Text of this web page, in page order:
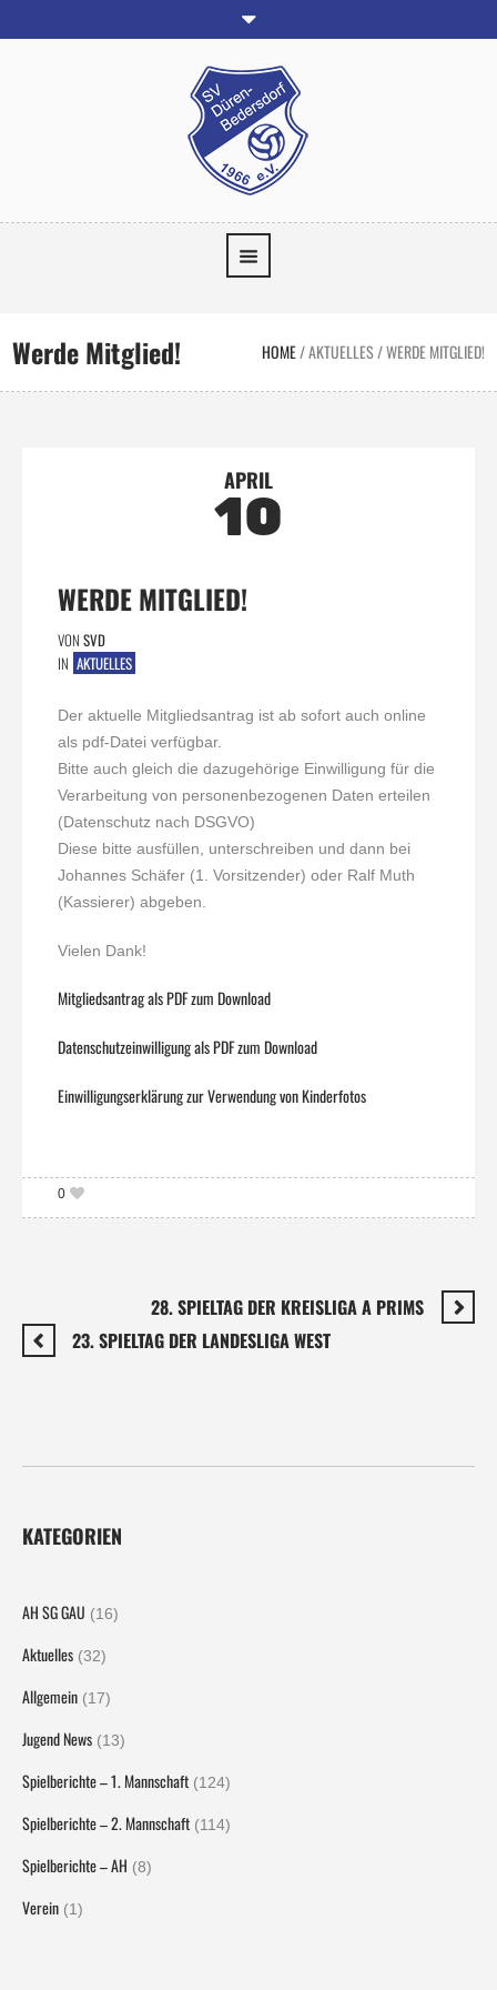
Werde Mitglied! HOME/AKTUELLES/WERDE MITGLIED!
APRIL
10
WERDE MITGLIED!
VON SVD
IN AKTUELLES
Der aktuelle Mitgliedsantrag ist ab sofort auch online
als pdf-Datei verfügbar.
Bitte auch gleich die dazugehörige Einwilligung für die
Verarbeitung von personenbezogenen Daten erteilen
(Datenschutz nach DSGVO)
Diese bitte ausfüllen, unterschreiben und dann bei
Johannes Schäfer (1. Vorsitzender) oder Ralf Muth
(Kassierer) abgeben.
Vielen Dank!
Mitgliedsantrag als PDF zum Download
Datenschutzeinwilligung als PDF zum Download
Einwilligungserklärung zur Verwendung von Kinderfotos
0
28. SPIELTAG DER KREISLIGA A PRIMS
23. SPIELTAG DER LANDESLIGA WEST
KATEGORIEN
AH SG GAU (16)
Aktuelles (32)
Allgemein (17)
Jugend News (13)
Spielberichte – 1. Mannschaft (124)
Spielberichte – 2. Mannschaft (114)
Spielberichte – AH (8)
Verein (1)